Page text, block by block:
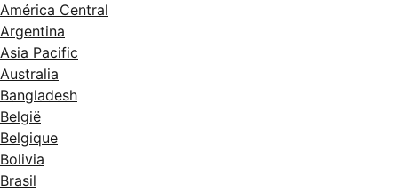
América Central
Argentina
Asia Pacific
Australia
Bangladesh
België
Belgique
Bolivia
Brasil